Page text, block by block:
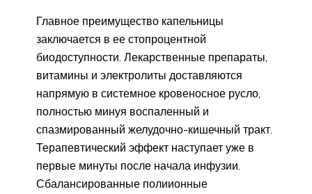
Главное преимущество капельницы
заключается в ее стопроцентной
биодоступности. Лекарственные препараты,
витамины и электролиты доставляются
напрямую в системное кровеносное русло,
полностью минуя воспаленный и
спазмированный желудочно-кишечный тракт.
Терапевтический эффект наступает уже в
первые минуты после начала инфузии.
Сбалансированные полиионные